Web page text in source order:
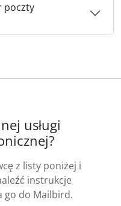
poczty
usługi
z listy poniżej i
instrukcje
go do Mailbird.